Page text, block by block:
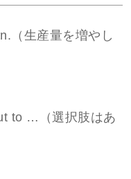
（生産量を増やし
to …（選択肢はあ